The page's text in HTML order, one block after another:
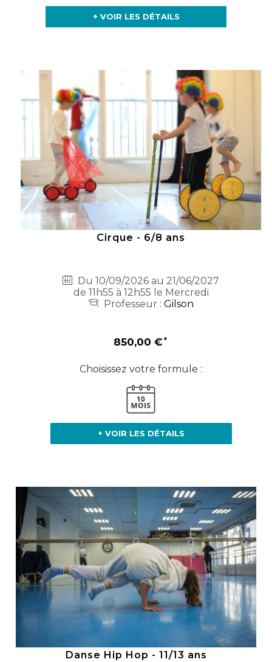
+ VOIR LES DÉTAILS
Cirque - 6/8 ans
Du 10/09/2026 au 21/06/2027
de 11h55 à 12h55 le Mercredi
Professeur : Gilson
850,00 €
Choisissez votre formule :
+ VOIR LES DÉTAILS
Danse Hip Hop - 11/13 ans